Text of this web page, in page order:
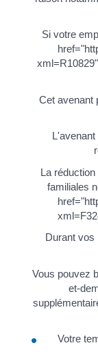
Si votre
Cet avenant
L'avenant
La
familiales
Durant vos
Vous pouvez
et-
Votre